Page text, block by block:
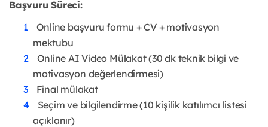
Başvuru Süreci:
Online başvuru formu + CV + motivasyon
mektubu
Online AI Video Mülakat (30 dk teknik bilgi ve
motivasyon değerlendirmesi)
Final mülakat
Seçim ve bilgilendirme (10 kişilik katılımcı listesi
açıklanır)